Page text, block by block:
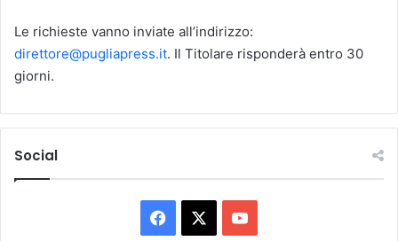
Le richieste vanno inviate all’indirizzo:
direttore@pugliapress.it. Il Titolare risponderà entro 30
giorni.
Social
Facebook You